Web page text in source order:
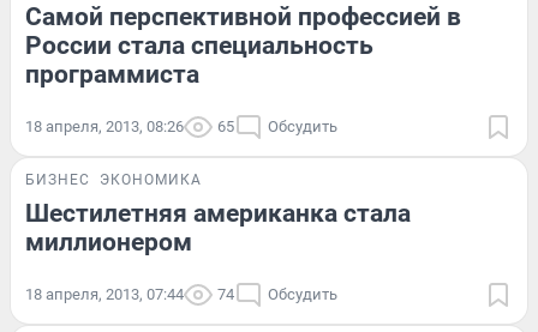
Самой перспективной профессией в
России стала специальность
программиста
18 апреля, 2013, 08:26 65 Обсудить
БИЗНЕС ЭКОНОМИКА
Шестилетняя американка стала
миллионером
18 апреля, 2013, 07:44 74 Обсудить